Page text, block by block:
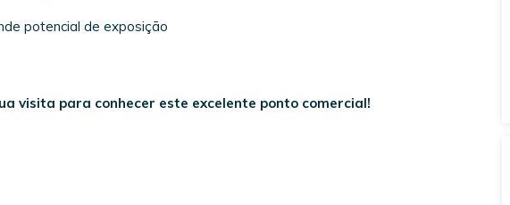
potencial de exposição
visita para conhecer este excelente ponto comercial!